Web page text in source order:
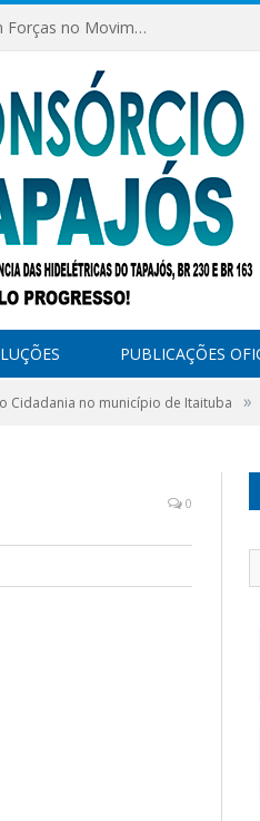
Consórcio Tapajós e Lideranças Regionais Unem Forças no Movimento Avança Tapajós.
PUBLICAÇÕES
Cidadania no município de Itaituba »
0